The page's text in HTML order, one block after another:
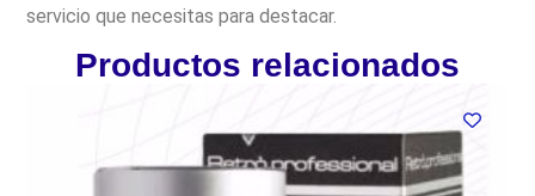
servicio que necesitas para destacar.
Productos relacionados